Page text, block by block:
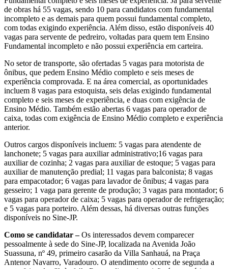
de obras há 55 vagas, sendo 10 para candidatos com fundamental
incompleto e as demais para quem possui fundamental completo,
com todas exigindo experiência. Além disso, estão disponíveis 40
vagas para servente de pedreiro, voltadas para quem tem Ensino
Fundamental incompleto e não possui experiência em carteira.
No setor de transporte, são ofertadas 5 vagas para motorista de
ônibus, que pedem Ensino Médio completo e seis meses de
experiência comprovada. E na área comercial, as oportunidades
incluem 8 vagas para estoquista, seis delas exigindo fundamental
completo e seis meses de experiência, e duas com exigência de
Ensino Médio. Também estão abertas 6 vagas para operador de
caixa, todas com exigência de Ensino Médio completo e experiência
anterior.
Outros cargos disponíveis incluem: 5 vagas para atendente de
lanchonete; 5 vagas para auxiliar administrativo;16 vagas para
auxiliar de cozinha; 2 vagas para auxiliar de estoque; 5 vagas para
auxiliar de manutenção predial; 11 vagas para balconista; 8 vagas
para empacotador; 6 vagas para lavador de ônibus; 4 vagas para
gesseiro; 1 vaga para gerente de produção; 3 vagas para montador; 6
vagas para operador de caixa; 5 vagas para operador de refrigeração;
e 5 vagas para porteiro. Além dessas, há diversas outras funções
disponíveis no Sine-JP.
Como se candidatar –Os interessados devem comparecer
pessoalmente à sede do Sine-JP, localizada na Avenida João
Suassuna, nº 49, primeiro casarão da Villa Sanhauá, na Praça
Antenor Navarro, Varadouro. O atendimento ocorre de segunda a